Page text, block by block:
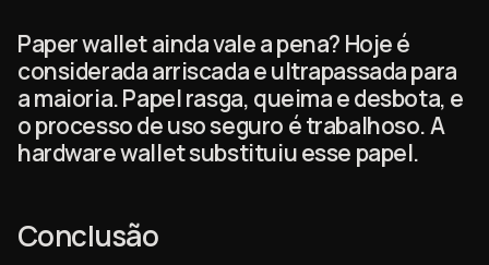
Paper wallet ainda vale a pena? Hoje é
considerada arriscada e ultrapassada para
a maioria. Papel rasga, queima e desbota, e
o processo de uso seguro é trabalhoso. A
hardware wallet substituiu esse papel.
Conclusão